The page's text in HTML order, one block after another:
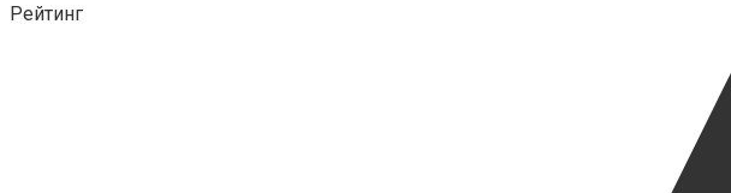
Рейтинг